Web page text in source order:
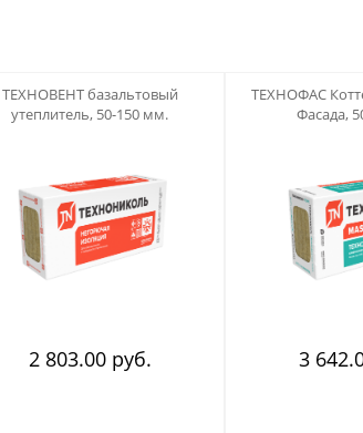
ТЕХНОВЕНТ базальтовый
утеплитель, 50-150 мм.
2 803.00 руб.
ТЕХНОФАС
Фасада,
3